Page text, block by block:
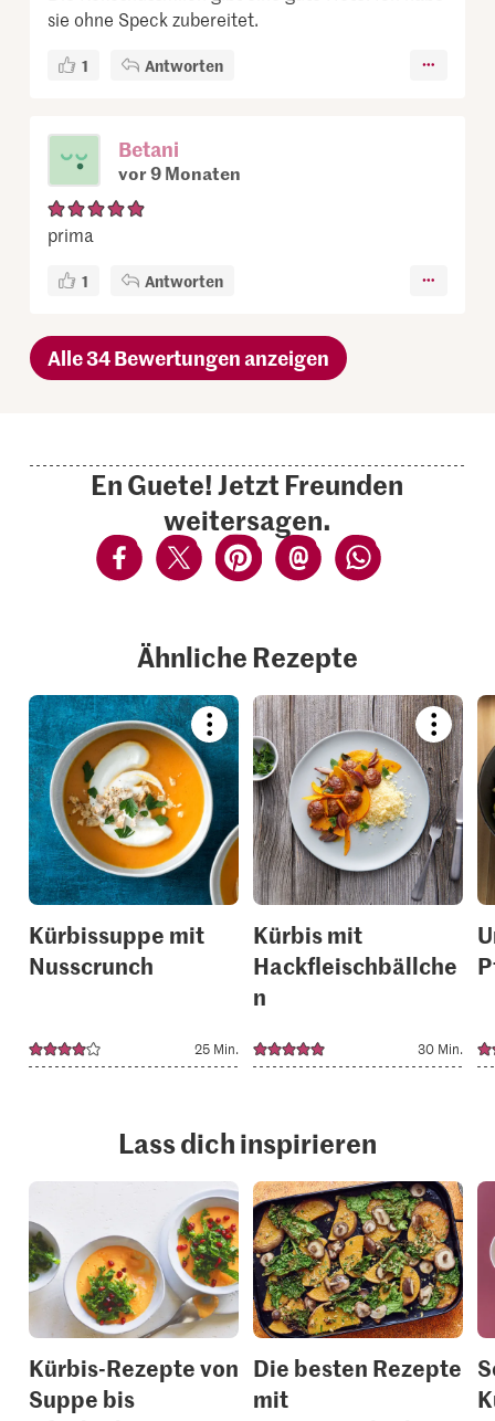
sie ohne Speck zubereitet.
1 Antworten
Betani
vor 9 Monaten
prima
1 Antworten
Alle 34 Bewertungen anzeigen
En Guete! Jetzt Freunden
weitersagen.
Ähnliche Rezepte
Bookmark
recipe
or
add
it
to
your
collections.
Kürbissuppe mit
Nusscrunch
25 Min.
recipe
or
add
it
to
your
Kürbis mit
Hackfleischbällche
n
30 Min.
Lass dich inspirieren
Kürbis-Rezepte von
Suppe bis
Die besten Rezepte
mit